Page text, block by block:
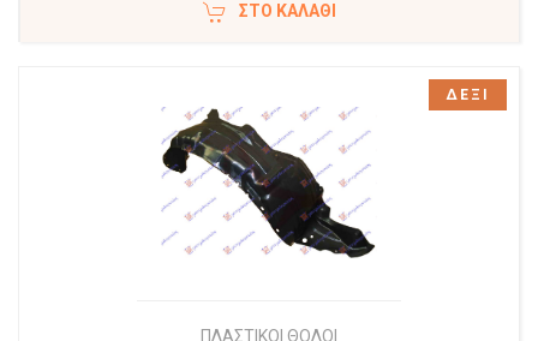
ΣΤΟ ΚΑΛΆΘΙ
ΠΛΑΣΤΙΚΟΙ ΘΟΛΟΙ
ΔΕΞΙ